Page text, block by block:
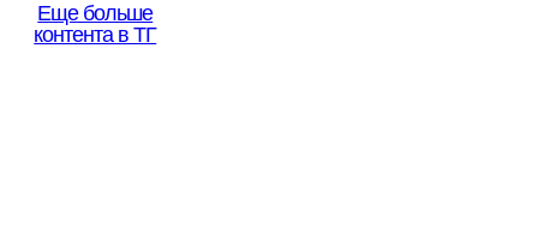
Еще больше
контента в ТГ